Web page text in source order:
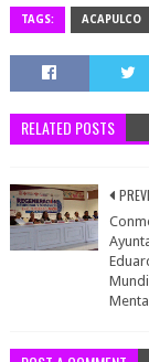
TAGS: ACAPULCO
RELATED POSTS
Mental